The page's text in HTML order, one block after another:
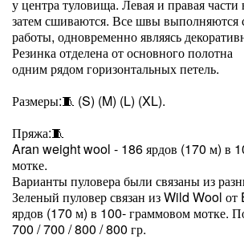
у центра туловища. Левая и правая части
затем сшиваются. Все швы выполняются
работы, одновременно являясь
Резинка отделена от основного полотна
одним рядом горизонтальных петель.
Размеры:🧵 (S) (M) (L) (XL).
Пряжа:🧵
Aran weight wool - 186 ярдов (170 м) в
мотке.
Варианты пуловера были связаны из
Зеленый пуловер связан из Wild Wool
ярдов (170 м) в 100- граммовом мотке.
700 / 700 / 800 / 800 гр.